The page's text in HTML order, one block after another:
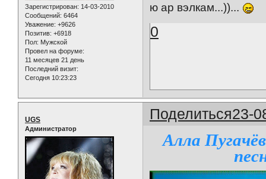
Зарегистрирован: 14-03-2010
Сообщений: 6464
Уважение: +9626
Позитив: +6918
Пол: Мужской
Провел на форуме:
11 месяцев 21 день
Последний визит:
Сегодня 10:23:23
ю ар вэлкам...))...
0
Поделиться23-
UGS
Администратор
Алла